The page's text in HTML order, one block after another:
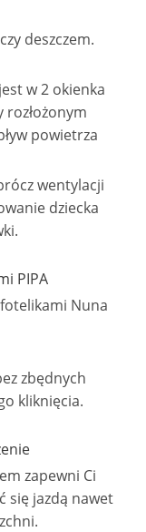
deszczem.
w 2 okienka
powietrza
wentylacji
dziecka
PIPA
Nuna
zbędnych
kliknięcia.
zapewni Ci
się jazdą nawet